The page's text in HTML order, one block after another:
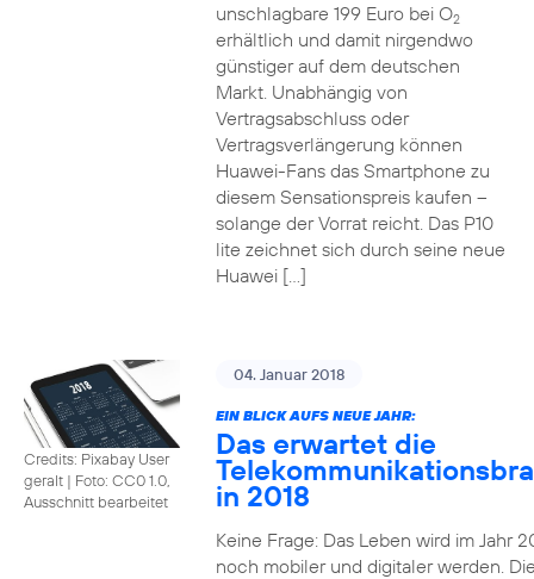
unschlagbare 199 Euro bei O2
erhältlich und damit nirgendwo
günstiger auf dem deutschen
Markt. Unabhängig von
Vertragsabschluss oder
Vertragsverlängerung können
Huawei-Fans das Smartphone zu
diesem Sensationspreis kaufen –
solange der Vorrat reicht. Das P10
lite zeichnet sich durch seine neue
Huawei […]
Credits: Pixabay User
geralt | Foto: CC0 1.0,
Ausschnitt bearbeitet
04. Januar 2018
EIN BLICK AUFS NEUE JAHR:
Das erwartet die
in 2018
Keine Frage: Das Leben wird im Jahr
noch mobiler und digitaler werden.